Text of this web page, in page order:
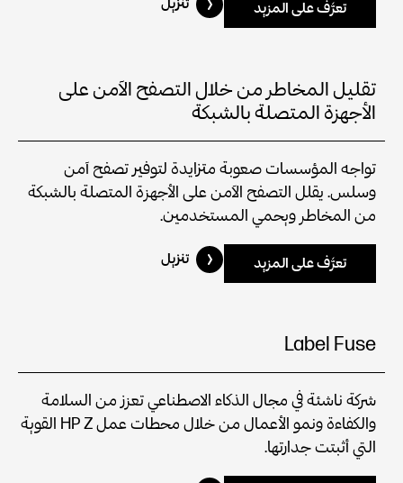
تعرَّف على المزيد تنزيل
تقليل المخاطر من خلال التصفح الآمن على
الأجهزة المتصلة بالشبكة
تواجه المؤسسات صعوبة متزايدة لتوفير تصفح آمن
وسلس. يقلل التصفح الآمن على الأجهزة المتصلة بالشبكة
من المخاطر ويحمي المستخدمين.
تعرَّف على المزيد تنزيل
Label Fuse
شركة ناشئة في مجال الذكاء الاصطناعي تعزز من السلامة
والكفاءة ونمو الأعمال من خلال محطات عمل HP Z القوية
التي أثبتت جدارتها.